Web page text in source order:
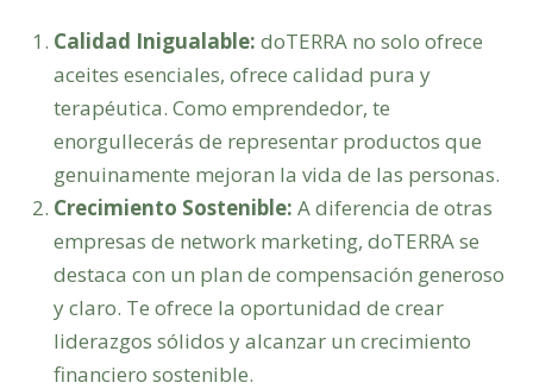
Calidad Inigualable: doTERRA no solo ofrece
aceites esenciales, ofrece calidad pura y
terapéutica. Como emprendedor, te
enorgullecerás de representar productos que
genuinamente mejoran la vida de las personas.
Crecimiento Sostenible: A diferencia de otras
empresas de network marketing, doTERRA se
destaca con un plan de compensación generoso
y claro. Te ofrece la oportunidad de crear
liderazgos sólidos y alcanzar un crecimiento
financiero sostenible.